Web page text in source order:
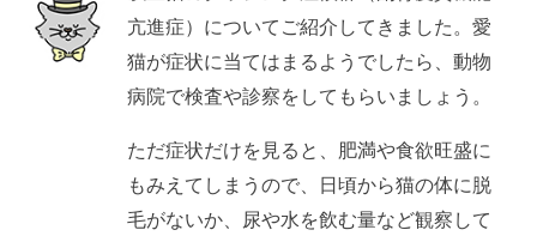
亢進症）についてご紹介してきました。愛
猫が症状に当てはまるようでしたら、動物
病院で検査や診察をしてもらいましょう。
ただ症状だけを見ると、肥満や食欲旺盛に
もみえてしまうので、日頃から猫の体に脱
毛がないか、尿や水を飲む量など観察して